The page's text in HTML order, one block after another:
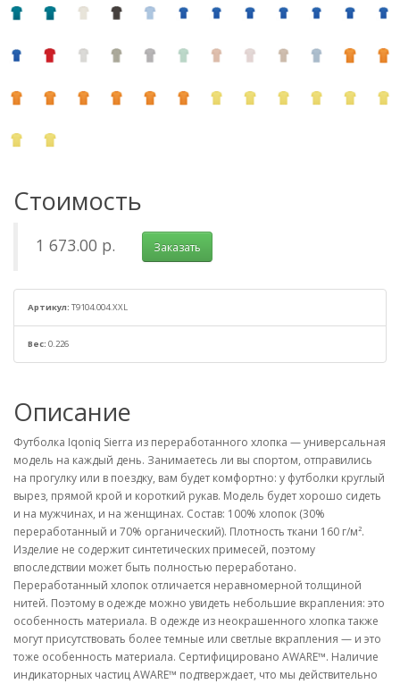
Стоимость
1 673.00 р. Заказать
Артикул: T9104.004.XXL
Вес: 0.226
Описание
Футболка Iqoniq Sierra из переработанного хлопка — универсальная
модель на каждый день. Занимаетесь ли вы спортом, отправились
на прогулку или в поездку, вам будет комфортно: у футболки круглый
вырез, прямой крой и короткий рукав. Модель будет хорошо сидеть
и на мужчинах, и на женщинах. Состав: 100% хлопок (30%
переработанный и 70% органический). Плотность ткани 160 г/м².
Изделие не содержит синтетических примесей, поэтому
впоследствии может быть полностью переработано.
Переработанный хлопок отличается неравномерной толщиной
нитей. Поэтому в одежде можно увидеть небольшие вкрапления: это
особенность материала. В одежде из неокрашенного хлопка также
могут присутствовать более темные или светлые вкрапления — и это
тоже особенность материала. Сертифицировано AWARE™. Наличие
индикаторных частиц AWARE™ подтверждает, что мы действительно